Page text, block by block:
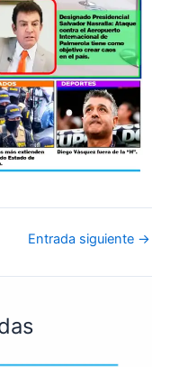
Entrada siguiente →